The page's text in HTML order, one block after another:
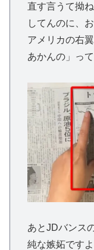
直す言うて拗
してんのに、
アメリカの右
あかんの」っ
あとJDバンス
純な嫉妬です